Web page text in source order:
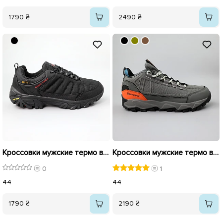
1790 ₴ 2490 ₴
Кроссовки мужские термо влагостойкие 590363 Черные
0
44
1790 ₴
Кроссовки мужские термо влагостойкие 590179 Серые
1
44
2190 ₴